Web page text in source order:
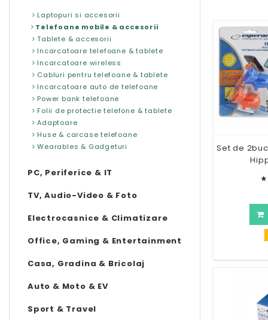
Set de
★
Laptopuri si accesorii
Telefoane mobile & accesorii
Tablete & accesorii
Incarcatoare telefoane & tablete
Incarcatoare wireless
Cabluri pentru telefoane & tablete
Incarcatoare auto de telefoane
Power bank telefoane
Folii de protectie telefone & tablete
Adaptoare
Huse & carcase telefoane
Wearables & Gadgeturi
PC, Periferice & IT
TV, Audio-Video & Foto
Electrocasnice & Climatizare
Office, Gaming & Entertainment
Casa, Gradina & Bricolaj
Auto & Moto & EV
Sport & Travel